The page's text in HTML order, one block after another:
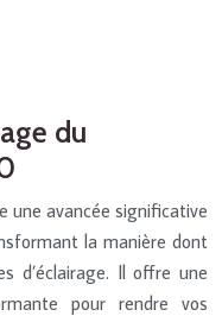
du
une avancée significative
la manière dont
d’éclairage. Il offre une
pour rendre vos